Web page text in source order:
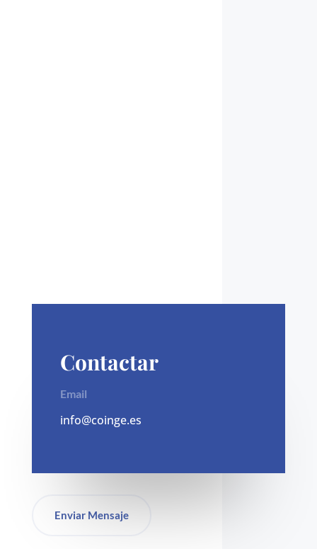
Contactar
Email
info@coinge.es
Enviar Mensaje